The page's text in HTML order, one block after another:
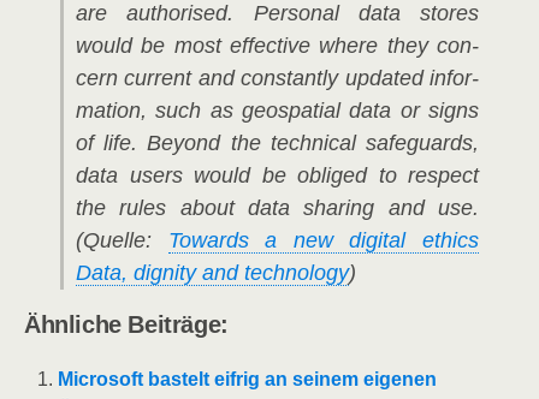
are aut­ho­ri­sed. Per­so­nal data stores
would be most effec­ti­ve whe­re they con­
cern cur­rent and con­stant­ly updated infor­
ma­ti­on, such as geos­pa­ti­al data or signs
of life. Bey­ond the tech­ni­cal safe­guards,
data users would be obli­ged to respect
the rules about data sha­ring and use.
(Quel­le: Towards a new digi­tal ethics
Data, digni­ty and tech­no­lo­gy)
Ähn­li­che Beiträge:
Micro­soft bas­telt eif­rig an sei­nem eige­nen